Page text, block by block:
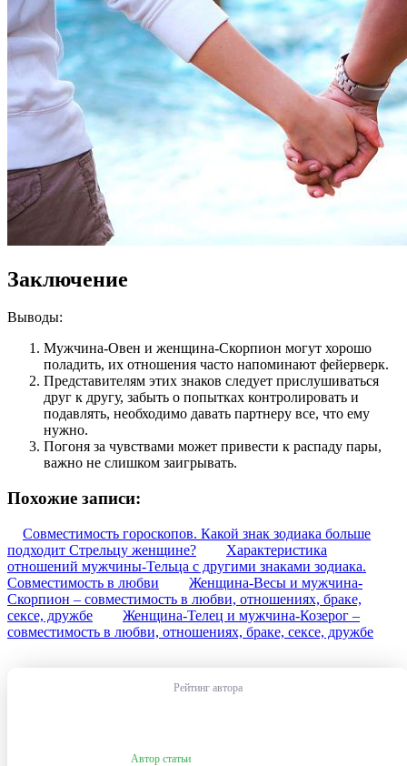
Заключение
Выводы:
Мужчина-Овен и женщина-Скорпион могут хорошо
поладить, их отношения часто напоминают фейерверк.
Представителям этих знаков следует прислушиваться
друг к другу, забыть о попытках контролировать и
подавлять, необходимо давать партнеру все, что ему
нужно.
Погоня за чувствами может привести к распаду пары,
важно не слишком заигрывать.
Похожие записи:
Совместимость гороскопов. Какой знак зодиака больше
подходит Стрельцу женщине?
Характеристика
отношений мужчины-Тельца с другими знаками зодиака.
Совместимость в любви
Женщина-Весы и мужчина-
Скорпион – совместимость в любви, отношениях, браке,
сексе, дружбе
Женщина-Телец и мужчина-Козерог –
совместимость в любви, отношениях, браке, сексе, дружбе
Рейтинг автора
Автор статьи